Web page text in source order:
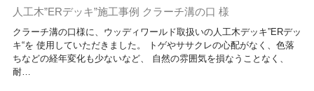
人工木”ERデッキ”施工事例 クラーチ溝の口 様
クラーチ溝の口様に、ウッディワールド取扱いの人工木デッキ”ERデッ
キ“を 使用していただきました。 トゲやササクレの心配がなく、色落
ちなどの経年変化も少ないなど、 自然の雰囲気を損なうことなく、
耐…